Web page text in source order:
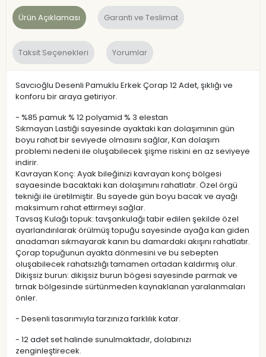
Ürün Açıklaması Garanti ve Teslimat
Taksit Seçenekleri Yorumlar
Savcıoğlu Desenli Pamuklu Erkek Çorap 12 Adet, şıklığı ve
konforu bir araya getiriyor.
- %85 pamuk % 12 polyamid % 3 elestan
Sıkmayan Lastiği sayesinde ayaktaki kan dolaşımının gün
boyu rahat bir seviyede olmasını sağlar, Kan dolaşım
problemi nedeni ile oluşabilecek şişme riskini en az seviyeye
indirir.
Kavrayan Konç: Ayak bileğinizi kavrayan konç bölgesi
sayaesinde bacaktaki kan dolaşımını rahatlatır. Özel örgü
tekniği ile üretilmiştir. Bu sayede gün boyu bacak ve ayağı
maksimum rahat ettirmeyi sağlar.
Tavsaş Kulağı topuk: tavşankulağı tabir edilen şekilde özel
ayarlandırılarak örülmüş topuğu sayesinde ayağa kan giden
anadamarı sıkmayarak kanın bu damardaki akışını rahatlatır.
Çorap topuğunun ayakta dönmesini ve bu sebepten
oluşabilecek rahatsızlığı tamamen ortadan kaldırmış olur.
Dikişsiz burun: dikişsiz burun bögesi sayesinde parmak ve
tırnak bölgesinde sürtünmeden kaynaklanan yaralanmaları
önler.
- Desenli tasarımıyla tarzınıza farklılık katar.
- 12 adet set halinde sunulmaktadır, dolabınızı
zenginleştirecek.